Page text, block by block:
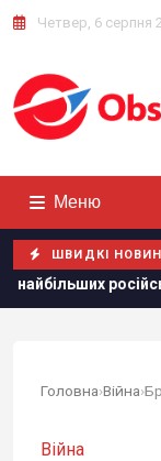
Четвер, 6 серпня
Меню
ШВИДКІ
Зеленський
Головна›Війна›
Війна